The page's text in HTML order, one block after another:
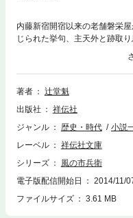
内藤新宿開宿以来の老舗磐栄
じられた挙句、主天外と跡取
中、風のように一人の男が現
に現状を調べた市兵衛は、新
る。主の娘とともに店を救う
で話題沸騰！大好評のベスト
著者
辻堂魁
出版社
祥伝社
ジャンル
歴史・時代
小説
レーベル
祥伝社文庫
シリーズ
風の市兵衛
電子版配信開始日
2014/11/
ファイルサイズ
3.61 MB